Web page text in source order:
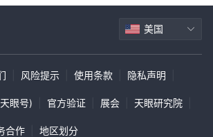
美国
风险提示 使用条款 隐私声明
眼号) 官方验证 展会 天眼研究院
合作 地区划分